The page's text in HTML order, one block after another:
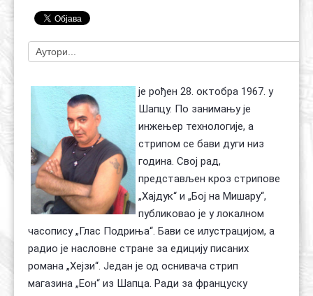
је рођен 28. октобра 1967. у
Шапцу. По занимању је
инжењер технологије, а
стрипом се бави дуги низ
година. Свој рад,
представљен кроз стрипове
„Хајдук“ и „Бој на Мишару“,
публиковао је у локалном
часопису „Глас Подриња“. Бави се илустрацијом, а
радио је насловне стране за едицију писаних
романа „Хејзи“. Један је од оснивача стрип
магазина „Еон“ из Шапца. Ради за француску
Органи
Хол славе
Контакт